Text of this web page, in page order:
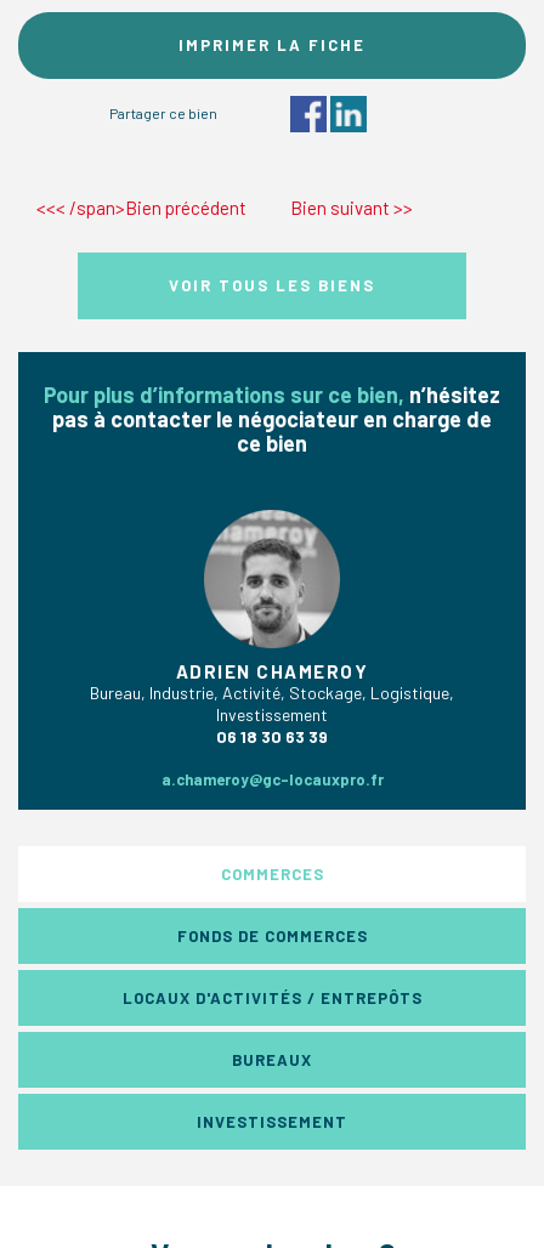
IMPRIMER LA FICHE
Partager ce bien
<<< /span>Bien précédent Bien suivant >>
VOIR TOUS LES BIENS
Pour plus d’informations sur ce bien, n’hésitez
pas à contacter le négociateur en charge de
ce bien
ADRIEN CHAMEROY
Bureau, Industrie, Activité, Stockage, Logistique,
Investissement
06 18 30 63 39
a.chameroy@gc-locauxpro.fr
COMMERCES
FONDS DE COMMERCES
LOCAUX D'ACTIVITÉS / ENTREPÔTS
BUREAUX
INVESTISSEMENT